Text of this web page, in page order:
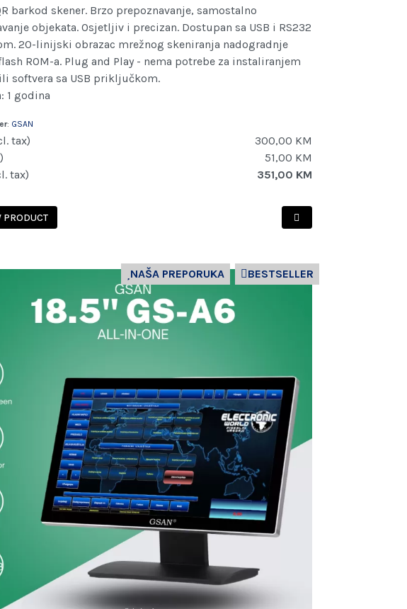
barkod skener. Brzo prepoznavanje, samostalno
objekata. Osjetljiv i precizan. Dostupan sa USB i RS232
20-linijski obrazac mrežnog skeniranja nadogradnje
ROM-a. Plug and Play - nema potrebe za instaliranjem
softvera sa USB priključkom.
1 godina
: GSAN
tax)
300,00 KM
51,00 KM
tax)
351,00 KM
PRODUCT
BESTSELLER
NAŠA PREPORUKA